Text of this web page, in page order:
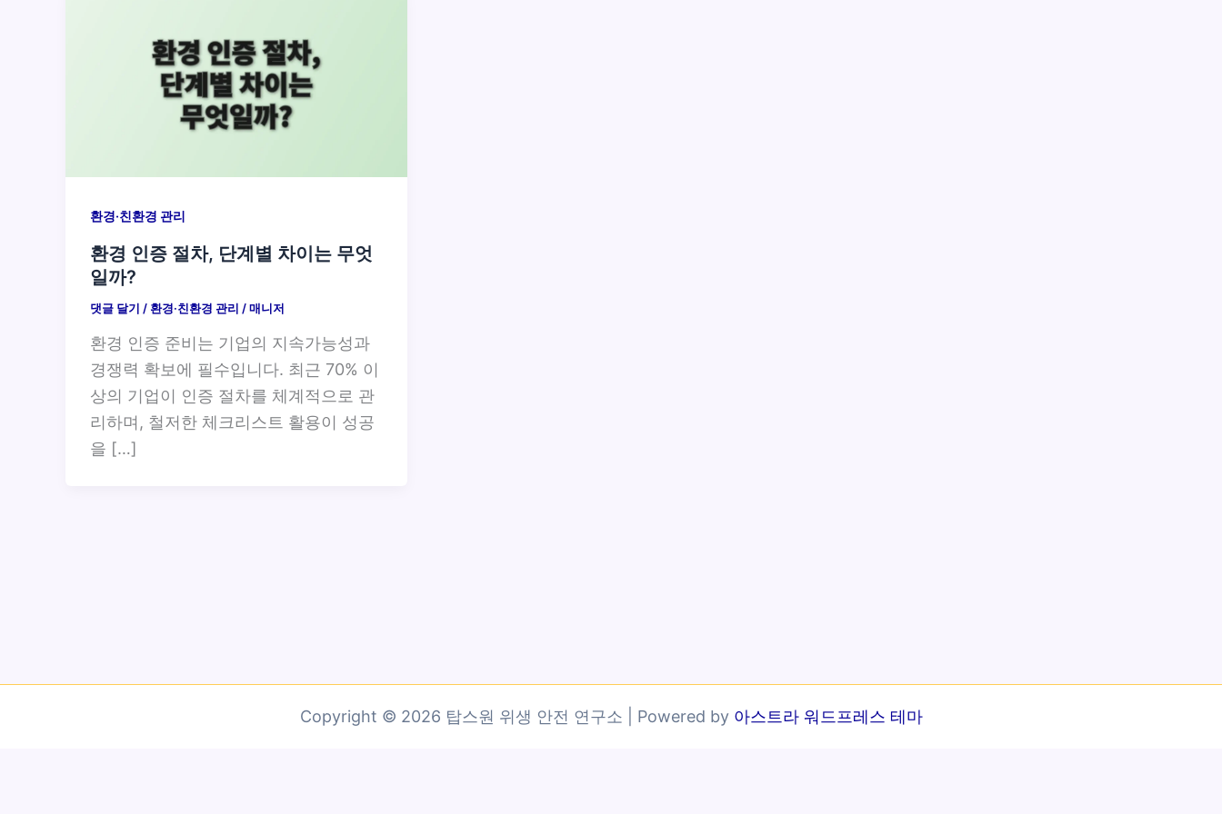
환경·친환경 관리
환경 인증 절차, 단계별 차이는 무엇
일까?
댓글 달기 / 환경·친환경 관리 /매니저
환경 인증 준비는 기업의 지속가능성과
경쟁력 확보에 필수입니다. 최근 70% 이
상의 기업이 인증 절차를 체계적으로 관
리하며, 철저한 체크리스트 활용이 성공
을 […]
Copyright © 2026 탑스원 위생 안전 연구소 | Powered by 아스트라 워드프레스 테마